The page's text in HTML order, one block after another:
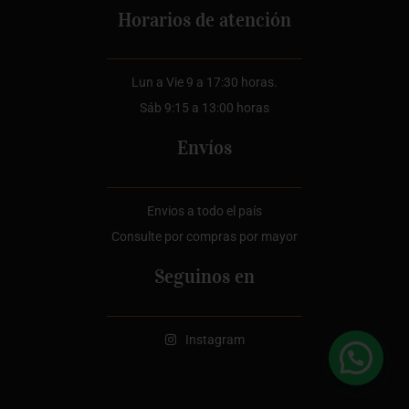
Horarios de atención
Lun a Vie 9 a 17:30 horas.
Sáb 9:15 a 13:00 horas
Envíos
Envios a todo el país
Consulte por compras por mayor
Seguinos en
Instagram